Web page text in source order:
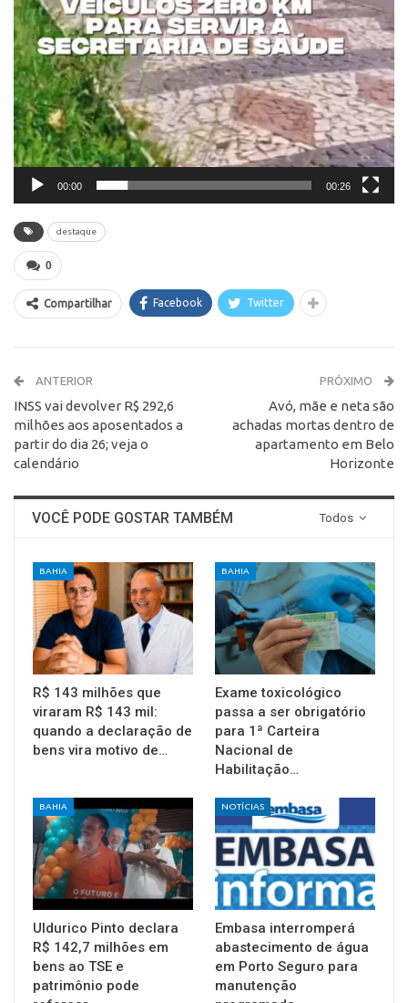
00:00 00:26
destaque
0
Compartilhar Facebook Twitter
ANTERIOR
INSS vai devolver R$ 292,6
milhões aos aposentados a
partir do dia 26; veja o
calendário
PRÓXIMO
Avó, mãe e neta são
achadas mortas dentro de
apartamento em Belo
Horizonte
Todos
VOCÊ PODE GOSTAR TAMBÉM
BAHIA
R$ 143 milhões que
viraram R$ 143 mil:
quando a declaração de
bens vira motivo de…
BAHIA
Exame toxicológico
passa a ser obrigatório
para 1ª Carteira
Nacional de
Habilitação…
BAHIA
Uldurico Pinto declara
R$ 142,7 milhões em
bens ao TSE e
patrimônio pode
NOTÍCIAS
Embasa interromperá
abastecimento de água
em Porto Seguro para
manutenção